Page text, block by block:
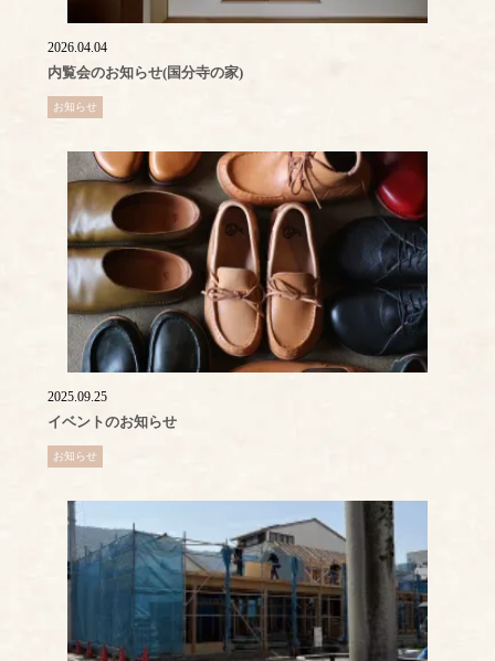
2026.04.04
内覧会のお知らせ(国分寺の家)
お知らせ
2025.09.25
イベントのお知らせ
お知らせ